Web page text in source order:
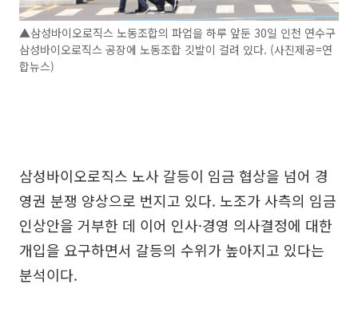
▲삼성바이오로직스 노동조합의 파업을 하루 앞둔 30일 인천 연수구
삼성바이오로직스 공장에 노동조합 깃발이 걸려 있다. (사진제공=연
합뉴스)
삼성바이오로직스 노사 갈등이 임금 협상을 넘어 경
영권 분쟁 양상으로 번지고 있다. 노조가 사측의 임금
인상안을 거부한 데 이어 인사·경영 의사결정에 대한
개입을 요구하면서 갈등의 수위가 높아지고 있다는
분석이다.